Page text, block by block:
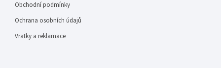
Obchodní podmínky
Ochrana osobních údajů
Vratky a reklamace